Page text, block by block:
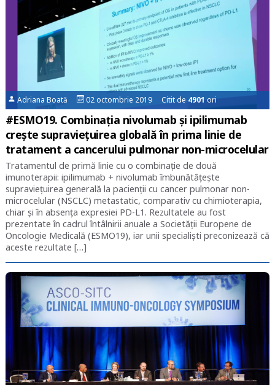
Adriana Boată 02 octombrie 2019 Citit de 4901 ori
#ESMO19. Combinația nivolumab și ipilimumab
crește supraviețuirea globală în prima linie de
tratament a cancerului pulmonar non-microcelular
Tratamentul de primă linie cu o combinație de două
imunoterapii: ipilimumab + nivolumab îmbunătățește
supraviețuirea generală la pacienții cu cancer pulmonar non-
microcelular (NSCLC) metastatic, comparativ cu chimioterapia,
chiar și în absența expresiei PD-L1. Rezultatele au fost
prezentate în cadrul întâlnirii anuale a Societății Europene de
Oncologie Medicală (ESMO19), iar unii specialiști preconizează că
aceste rezultate […]